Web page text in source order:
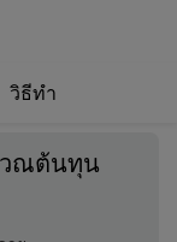
วิธีทำ
วณต้นทุน